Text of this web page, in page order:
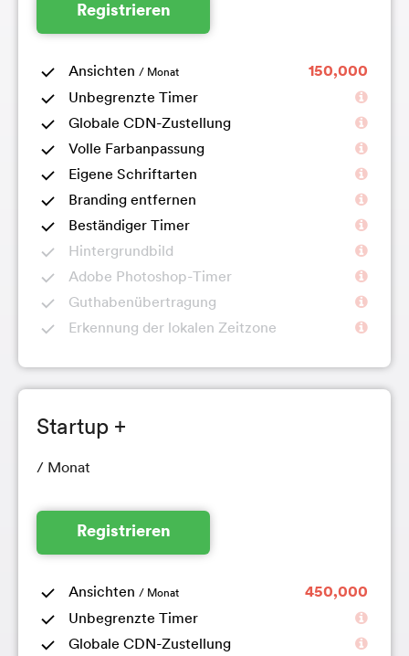
Registrieren
Ansichten / Monat
150,000
Unbegrenzte Timer
Globale CDN-Zustellung
Volle Farbanpassung
Eigene Schriftarten
Branding entfernen
Beständiger Timer
Hintergrundbild
Adobe Photoshop-Timer
Guthabenübertragung
Erkennung der lokalen Zeitzone
Startup +
/ Monat
Registrieren
Ansichten / Monat
450,000
Unbegrenzte Timer
Globale CDN-Zustellung